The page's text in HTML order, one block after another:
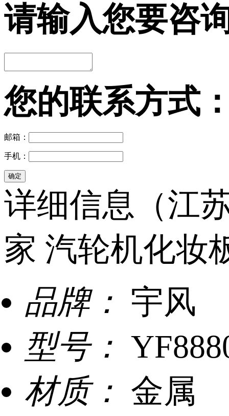
请输入您要咨
您的联系方式
邮箱：
手机：
详细信息（江
家 汽轮机化妆
品牌： 宇风
型号：
材质： 金属